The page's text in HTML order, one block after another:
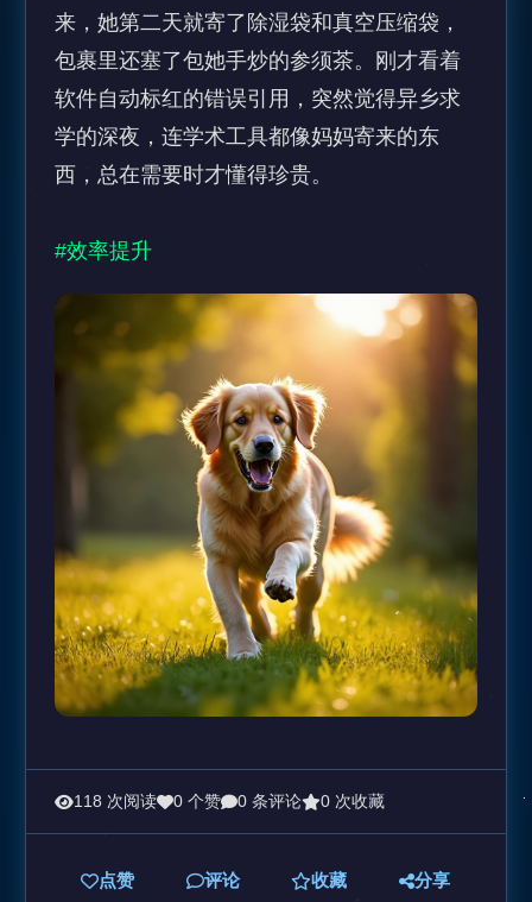
来，她第二天就寄了除湿袋和真空压缩袋，
包裹里还塞了包她手炒的参须茶。刚才看着
软件自动标红的错误引用，突然觉得异乡求
学的深夜，连学术工具都像妈妈寄来的东
西，总在需要时才懂得珍贵。
#效率提升
118 次阅读 0 个赞 0 条评论 0 次收藏
点赞 评论 收藏 分享